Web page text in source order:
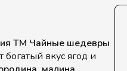
ТМ Чайные шедевры
вкус ягод и